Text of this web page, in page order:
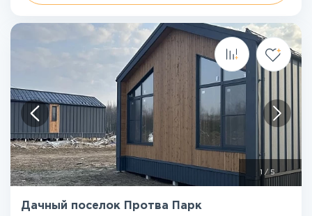
/5
Дачный поселок Протва Парк